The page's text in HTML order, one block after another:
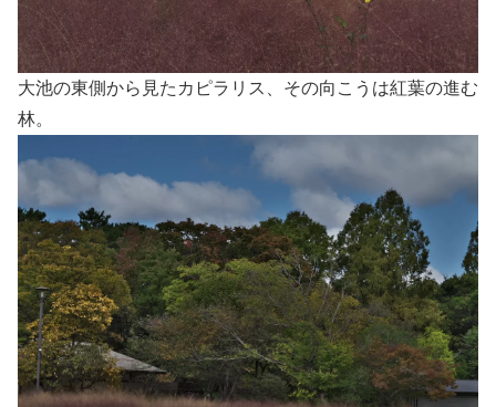
大池の東側から見たカピラリス、その向こうは紅葉の進む
林。